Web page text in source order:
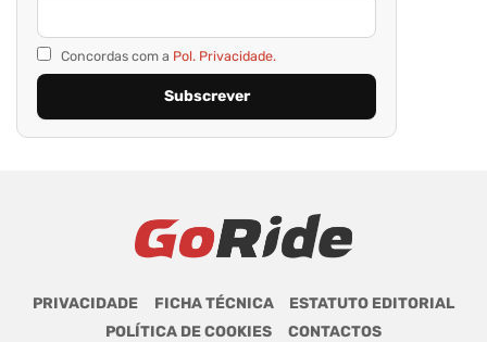
Concordas com a Pol. Privacidade.
PRIVACIDADE FICHA TÉCNICA
ESTATUTO EDITORIAL
POLÍTICA DE COOKIES
CONTACTOS